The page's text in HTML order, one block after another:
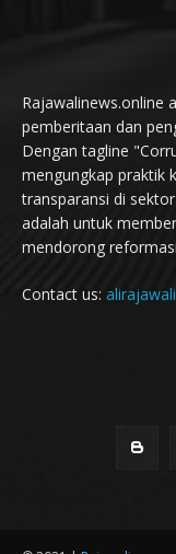
Rajawalinews.online
pemberitaan dan
Dengan tagline
mengungkap praktik
transparansi di
adalah untuk
mendorong
Contact us: